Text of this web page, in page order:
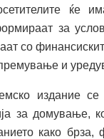
ќе
за
со
и
издание се
за домување,
како брза,